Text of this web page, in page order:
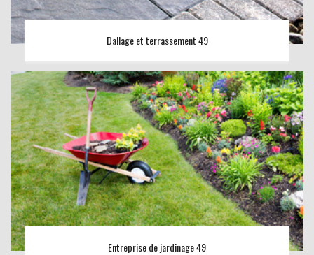
Dallage et terrassement 49
Entreprise de jardinage 49